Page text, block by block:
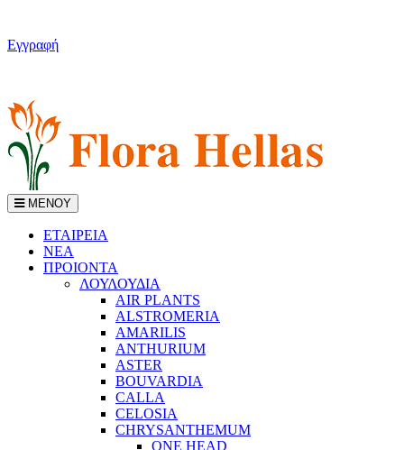
Εγγραφή
ΜΕΝΟΥ
ΕΤΑΙΡΕΙΑ
ΝΕΑ
ΠΡΟΙΟΝΤΑ
ΛΟΥΛΟΥΔΙΑ
AIR PLANTS
ALSTROMERIA
AMARILIS
ANTHURIUM
ASTER
BOUVARDIA
CALLA
CELOSIA
CHRYSANTHEMUM
ONE HEAD